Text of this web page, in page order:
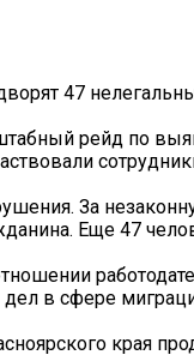
47
рейд по
За
Еще 47
в сфере
края